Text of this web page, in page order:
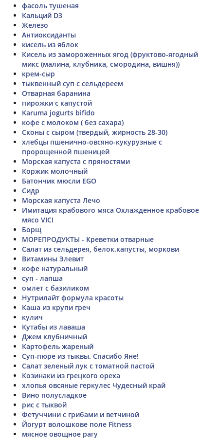
фасоль тушеная
Кальций D3
Железо
Антиоксиданты
кисель из яблок
Кисель из замороженных ягод (фруктово-ягодный
микс (малина, клубника, смородина, вишня))
крем-сыр
тыквенный суп с сельдереем
Отварная баранина
пирожки с капустой
Karuma jogurts bifido
кофе с молоком ( без сахара)
Сконы с сыром (твердый, жирность 28-30)
хлебцы пшенично-овсяно-кукурузные с
пророщенной пшеницей
Морская капуста с пряностями
Коржик молочный
Батончик мюсли EGO
Сидр
Морская капуста Лечо
Имитация крабового мяса Охлажденное крабовое
мясо VICI
Борщ
МОРЕПРОДУКТЫ - Креветки отварные
Салат из сельдерея, белок.капусты, моркови
Витамины Элевит
кофе натуральный
суп - лапша
омлет с базиликом
Нутрилайт формула красоты
Каша из крупи греч
кулич
Кутабы из лаваша
Джем клубничный
Картофель жареный
Суп-пюре из тыквы. Спасибо Яне!
Салат зеленый лук с томатной пастой
Козинаки из грецкого ореха
хлопья овсяные геркулес Чудесный край
Вино полусладкое
рис с тыквой
Фетуччини с грибами и ветчиной
Йогурт волошкове поле Fitness
мясное овощное рагу